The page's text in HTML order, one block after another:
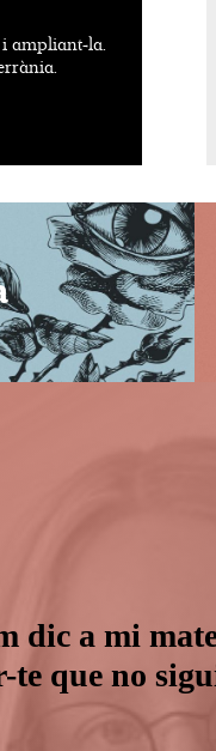
ampliant-la.
dic a mi
te que no